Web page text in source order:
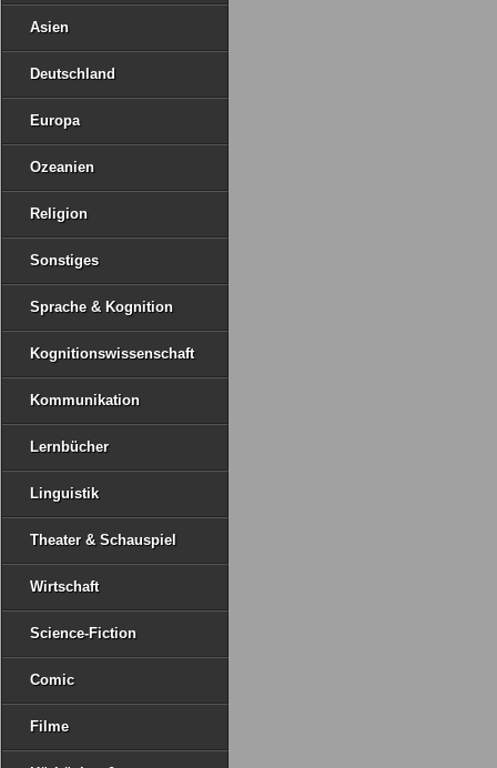
Asien
Deutschland
Europa
Ozeanien
Religion
Sonstiges
Sprache & Kognition
Kognitionswissenschaft
Kommunikation
Lernbücher
Linguistik
Theater & Schauspiel
Wirtschaft
Science-Fiction
Comic
Filme